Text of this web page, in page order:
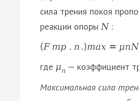
сила трения покоя
реакции опорыN :
(F тр . п.)max = μпN
где μп — коэффициент
Максимальная сила